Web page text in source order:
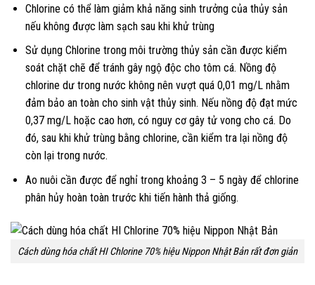
Chlorine có thể làm giảm khả năng sinh trưởng của thủy sản
nếu không được làm sạch sau khi khử trùng
Sử dụng Chlorine trong môi trường thủy sản cần được kiểm
soát chặt chẽ để tránh gây ngộ độc cho tôm cá. Nồng độ
chlorine dư trong nước không nên vượt quá 0,01 mg/L nhằm
đảm bảo an toàn cho sinh vật thủy sinh. Nếu nồng độ đạt mức
0,37 mg/L hoặc cao hơn, có nguy cơ gây tử vong cho cá. Do
đó, sau khi khử trùng bằng chlorine, cần kiểm tra lại nồng độ
còn lại trong nước.
Ao nuôi cần được để nghỉ trong khoảng 3 – 5 ngày để chlorine
phân hủy hoàn toàn trước khi tiến hành thả giống.
Cách dùng hóa chất HI Chlorine 70% hiệu Nippon Nhật Bản rất đơn giản